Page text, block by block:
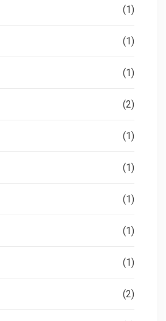
(1)
(1)
(1)
(2)
(1)
(1)
(1)
(1)
(1)
(2)